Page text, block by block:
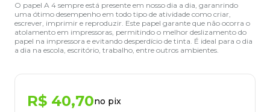
O papel A 4 sempre está presente em nosso dia a dia, garanrindo
uma ótimo desempenho em todo tipo de atividade como criar,
escrever, imprimir e reproduzir. Este papel garante que não ocorra o
atolamento em impressoras, permitindo o melhor deslizamento do
papel na impressora e evitando desperdício de tinta. É ideal para o dia
a dia na escola, escritório, trabalho, entre outros ambientes.
R$ 40,70no pix